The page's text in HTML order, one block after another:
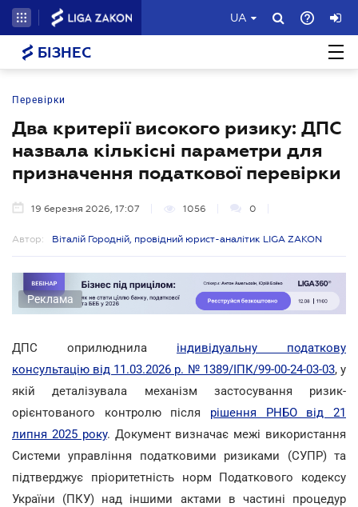
UA
БІЗНЕС
Перевірки
Два критерії високого ризику: ДПС
назвала кількісні параметри для
призначення податкової перевірки
19 березня 2026, 17:07 1056 0
Автор: Віталій Городній, провідний юрист-аналітик LIGA ZAKON
Реклама
ДПС оприлюднила індивідуальну податкову
консультацію від 11.03.2026 р. № 1389/ІПК/99-00-24-03-03, у
якій деталізувала механізм застосування ризик-
орієнтованого контролю після рішення РНБО від 21
липня 2025 року. Документ визначає межі використання
Системи управління податковими ризиками (СУПР) та
підтверджує пріоритетність норм Податкового кодексу
України (ПКУ) над іншими актами в частині процедур